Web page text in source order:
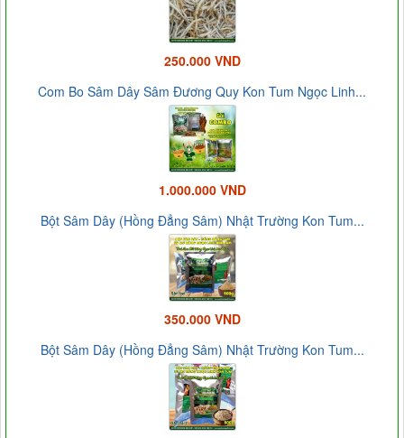
250.000 VND
Com Bo Sâm Dây Sâm Đương Quy Kon Tum Ngọc Linh...
1.000.000 VND
Bột Sâm Dây (Hồng Đẳng Sâm) Nhật Trường Kon Tum...
350.000 VND
Bột Sâm Dây (Hồng Đẳng Sâm) Nhật Trường Kon Tum...